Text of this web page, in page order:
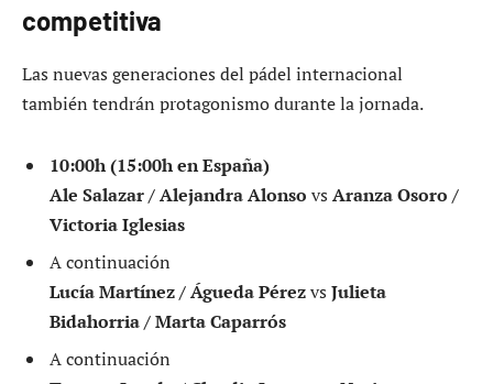
competitiva
Las nuevas generaciones del pádel internacional
también tendrán protagonismo durante la jornada.
10:00h (15:00h en España)
Ale Salazar / Alejandra Alonso vs Aranza Osoro /
Victoria Iglesias
A continuación
Lucía Martínez / Águeda Pérezvs Julieta
Bidahorria / Marta Caparrós
A continuación